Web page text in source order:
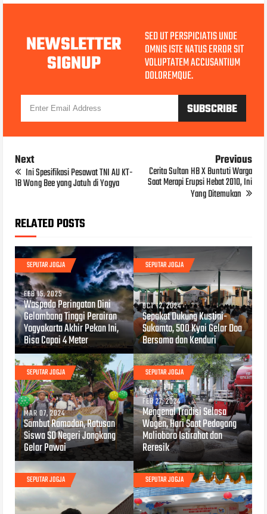
NEWSLETTER
SIGNUP
SED UT PERSPICIATIS UNDE
OMNIS ISTE NATUS ERROR SIT
VOLUPTATEM ACCUSANTIUM
DOLOREMQUE.
Next
Ini Spesifikasi Pesawat TNI AU KT-
1B Wong Bee yang Jatuh di Yogya
Previous
Cerita Sultan HB X Buntuti Warga
Saat Merapi Erupsi Hebat 2010, Ini
Yang Ditemukan
RELATED POSTS
SEPUTAR JOGJA
FEB 15, 2025
Waspada Peringatan Dini
Gelombang Tinggi Perairan
Yogyakarta Akhir Pekan Ini,
Bisa Capai 4 Meter
SEPUTAR JOGJA
OCT 12, 2024
Sepakat Dukung Kustini-
Sukamto, 500 Kyai Gelar Doa
Bersama dan Kenduri
SEPUTAR JOGJA
MAR 07, 2024
Sambut Ramadan, Ratusan
Siswa SD Negeri Jongkang
Gelar Pawai
SEPUTAR JOGJA
FEB 27, 2024
Mengenal Tradisi Selasa
Wagen, Hari Saat Pedagang
Malioboro Istirahat dan
Reresik
SEPUTAR JOGJA SEPUTAR JOGJA